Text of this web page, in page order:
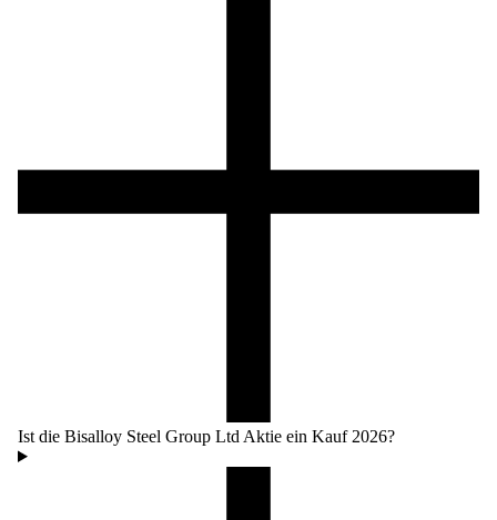
Ist die Bisalloy Steel Group Ltd Aktie ein Kauf 2026?